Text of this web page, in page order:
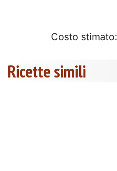
Costo stimato:
Ricette simili